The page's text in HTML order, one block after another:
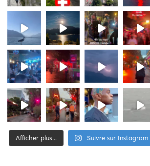
Afficher plus... Suivre sur Instagram